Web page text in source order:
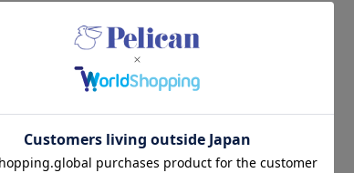
この商品を問い合わせる